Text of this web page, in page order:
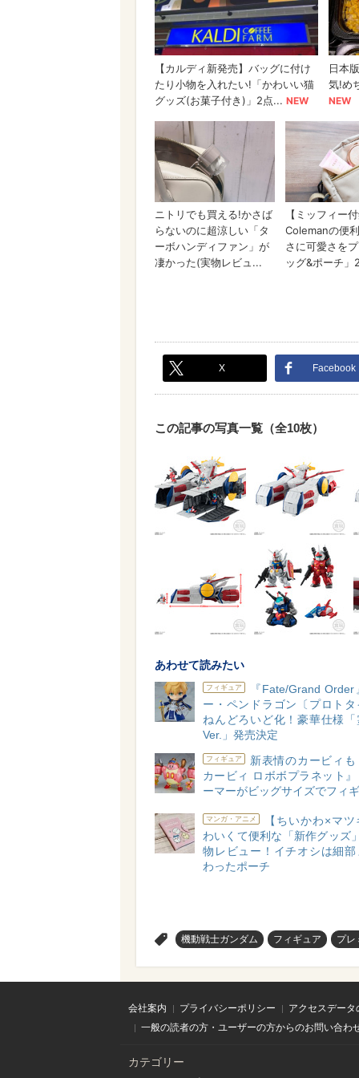
X Facebook
この記事の写真一覧（全10枚）
あわせて読みたい
フィギュア
『Fate/Grand
ー・ペンドラゴン〔プロト
ねんどろいど化！豪華仕様
Ver.」発売決定
フィギュア
新表情のカービィ
カービィ ロボボプラネット
ーマーがビッグサイズでフィ
マンガ・アニメ
【ちいかわ×マ
わいくて便利な「新作グッズ
物レビュー！イチオシは細部
わったポーチ
機動戦士ガンダム フィギュア プレ
会社案内 プライバシーポリシー
アクセスデー
一般の読者の方・ユーザーの方からのお問い合わ
カテゴリー